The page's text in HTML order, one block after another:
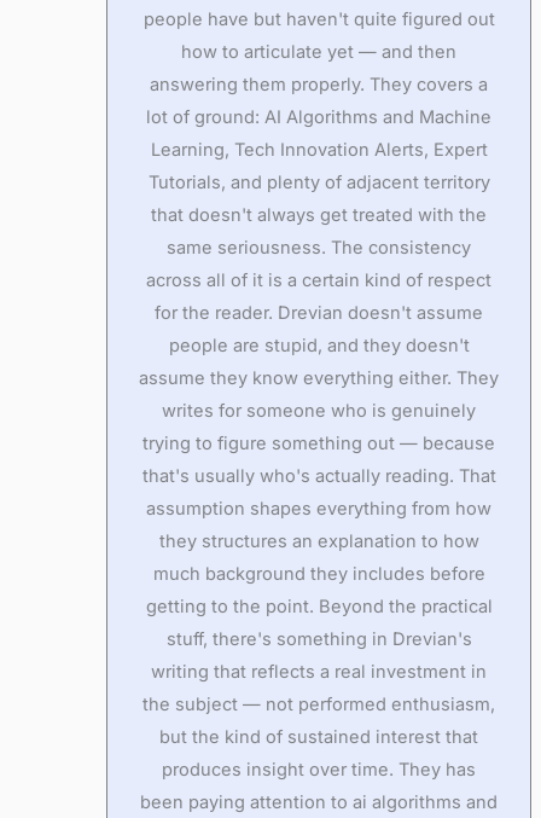
people have but haven't quite figured out
how to articulate yet — and then
answering them properly. They covers a
lot of ground: AI Algorithms and Machine
Learning, Tech Innovation Alerts, Expert
Tutorials, and plenty of adjacent territory
that doesn't always get treated with the
same seriousness. The consistency
across all of it is a certain kind of respect
for the reader. Drevian doesn't assume
people are stupid, and they doesn't
assume they know everything either. They
writes for someone who is genuinely
trying to figure something out — because
that's usually who's actually reading. That
assumption shapes everything from how
they structures an explanation to how
much background they includes before
getting to the point. Beyond the practical
stuff, there's something in Drevian's
writing that reflects a real investment in
the subject — not performed enthusiasm,
but the kind of sustained interest that
produces insight over time. They has
been paying attention to ai algorithms and